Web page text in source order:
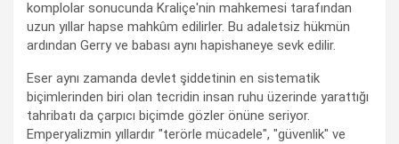
komplolar sonucunda Kraliçe'nin mahkemesi tarafından
uzun yıllar hapse mahkûm edilirler. Bu adaletsiz hükmün
ardından Gerry ve babası aynı hapishaneye sevk edilir.
Eser aynı zamanda devlet şiddetinin en sistematik
biçimlerinden biri olan tecridin insan ruhu üzerinde yarattığı
tahribatı da çarpıcı biçimde gözler önüne seriyor.
Emperyalizmin yıllardır "terörle mücadele", "güvenlik" ve